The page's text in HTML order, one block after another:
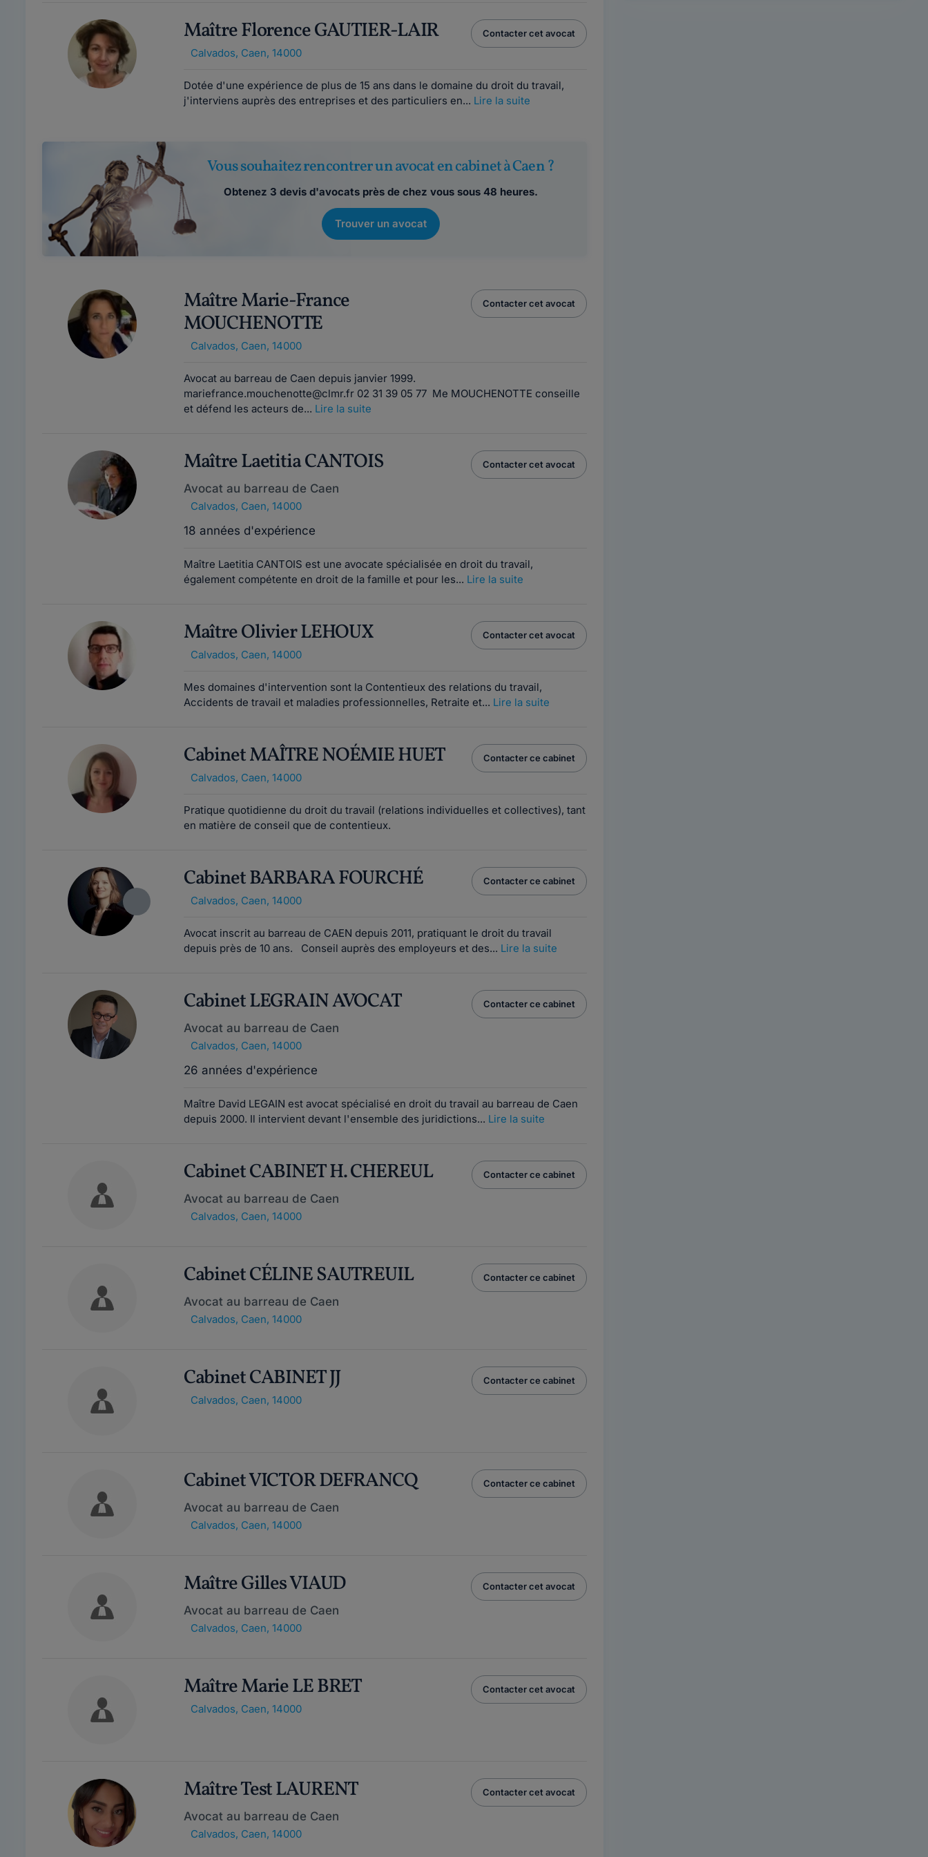
Maître Florence GAUTIER-LAIR
Calvados, Caen, 14000
Contacter cet avocat
Dotée d'une expérience de plus de 15 ans dans le domaine du droit du travail,
j'interviens auprès des entreprises et des particuliers en... Lire la suite
Vous souhaitez rencontrer un avocat en cabinet à Caen ?
Obtenez 3 devis d'avocats près de chez vous sous 48 heures.
Trouver un avocat
Maître Marie-France
MOUCHENOTTE
Calvados, Caen, 14000
Contacter cet avocat
Avocat au barreau de Caen depuis janvier 1999.
mariefrance.mouchenotte@clmr.fr 02 31 39 05 77 Me MOUCHENOTTE conseille
et défend les acteurs de... Lire la suite
Maître Laetitia CANTOIS
Avocat au barreau de Caen
Calvados, Caen, 14000
18 années d'expérience
Contacter cet avocat
Maître Laetitia CANTOIS est une avocate spécialisée en droit du travail,
également compétente en droit de la famille et pour les... Lire la suite
Maître Olivier LEHOUX
Calvados, Caen, 14000
Contacter cet avocat
Mes domaines d'intervention sont la Contentieux des relations du travail,
Accidents de travail et maladies professionnelles, Retraite et... Lire la suite
Cabinet MAÎTRE NOÉMIE HUET
Calvados, Caen, 14000
Contacter ce cabinet
Pratique quotidienne du droit du travail (relations individuelles et collectives), tant
en matière de conseil que de contentieux.
Cabinet BARBARA FOURCHÉ
Calvados, Caen, 14000
Contacter ce cabinet
Avocat inscrit au barreau de CAEN depuis 2011, pratiquant le droit du travail
depuis près de 10 ans. Conseil auprès des employeurs et des... Lire la suite
Cabinet LEGRAIN AVOCAT
Avocat au barreau de Caen
Calvados, Caen, 14000
26 années d'expérience
Contacter ce cabinet
Maître David LEGAIN est avocat spécialisé en droit du travail au barreau de Caen
depuis 2000. Il intervient devant l'ensemble des juridictions... Lire la suite
Cabinet CABINET H. CHEREUL
Avocat au barreau de Caen
Calvados, Caen, 14000
Contacter ce cabinet
Cabinet CÉLINE SAUTREUIL
Avocat au barreau de Caen
Calvados, Caen, 14000
Contacter ce cabinet
Cabinet CABINET JJ
Calvados, Caen, 14000
Contacter ce cabinet
Cabinet VICTOR DEFRANCQ
Avocat au barreau de Caen
Calvados, Caen, 14000
Contacter ce cabinet
Maître Gilles VIAUD
Avocat au barreau de Caen
Calvados, Caen, 14000
Contacter cet avocat
Maître Marie LE BRET
Calvados, Caen, 14000
Contacter cet avocat
Maître Test LAURENT
Avocat au barreau de Caen
Calvados, Caen, 14000
Contacter cet avocat